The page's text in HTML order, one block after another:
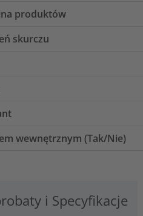
produktów
skurczu
wewnętrznym (Tak/Nie)
i Specyfikacje